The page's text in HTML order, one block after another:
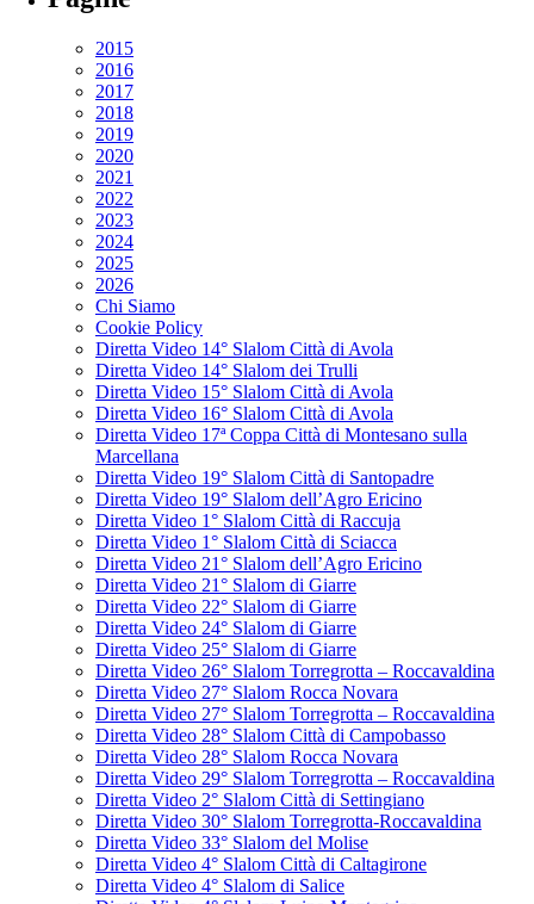
2015
2016
2017
2018
2019
2020
2021
2022
2023
2024
2025
2026
Chi Siamo
Cookie Policy
Diretta Video 14° Slalom Città di Avola
Diretta Video 14° Slalom dei Trulli
Diretta Video 15° Slalom Città di Avola
Diretta Video 16° Slalom Città di Avola
Diretta Video 17ª Coppa Città di Montesano sulla
Marcellana
Diretta Video 19° Slalom Città di Santopadre
Diretta Video 19° Slalom dell’Agro Ericino
Diretta Video 1° Slalom Città di Raccuja
Diretta Video 1° Slalom Città di Sciacca
Diretta Video 21° Slalom dell’Agro Ericino
Diretta Video 21° Slalom di Giarre
Diretta Video 22° Slalom di Giarre
Diretta Video 24° Slalom di Giarre
Diretta Video 25° Slalom di Giarre
Diretta Video 26° Slalom Torregrotta – Roccavaldina
Diretta Video 27° Slalom Rocca Novara
Diretta Video 27° Slalom Torregrotta – Roccavaldina
Diretta Video 28° Slalom Città di Campobasso
Diretta Video 28° Slalom Rocca Novara
Diretta Video 29° Slalom Torregrotta – Roccavaldina
Diretta Video 2° Slalom Città di Settingiano
Diretta Video 30° Slalom Torregrotta-Roccavaldina
Diretta Video 33° Slalom del Molise
Diretta Video 4° Slalom Città di Caltagirone
Diretta Video 4° Slalom di Salice